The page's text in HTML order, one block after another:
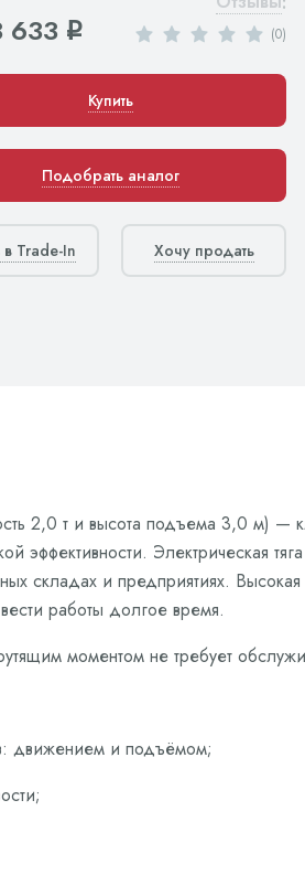
633 q (0)
Купить
Подобрать аналог
в Trade-In Хочу продать
2,0 т и высота подъема 3,0 м) —
Электрическая
складах и предприятиях.
работы долгое время.
моментом не требует
движением и подъёмом;